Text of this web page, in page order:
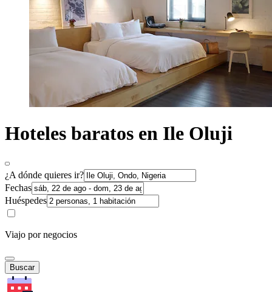
Hoteles baratos en Ile Oluji
¿A dónde quieres ir?
Fechas
Huéspedes
Viajo por negocios
Buscar